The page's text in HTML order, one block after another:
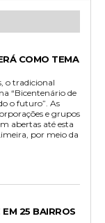
COMO TEMA
o tradicional
“Bicentenário de
o futuro”. As
e grupos
abertas até esta
por meio da
25 BAIRROS